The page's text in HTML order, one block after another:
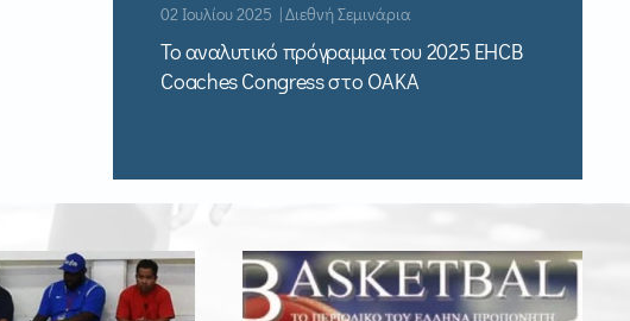
02 Ιουλίου 2025 | Διεθνή Σεμινάρια
Το αναλυτικό πρόγραμμα του 2025 EHCB
Coaches Congress στο ΟΑΚΑ